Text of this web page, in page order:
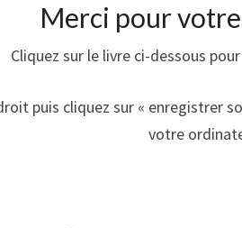
Merci pour
Cliquez sur le livre ci-dessous
puis cliquez sur « enregistrer
votre